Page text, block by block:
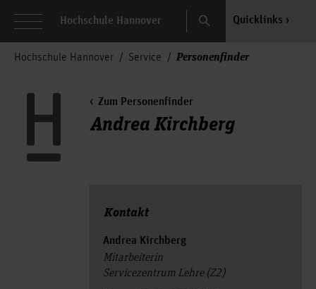
Hochschule Hannover Search Quicklinks
Hochschule Hannover Service Personenfinder
Zum Personenfinder
Andrea Kirchberg
Kontakt
Andrea Kirchberg
Mitarbeiterin
Servicezentrum Lehre (Z2)